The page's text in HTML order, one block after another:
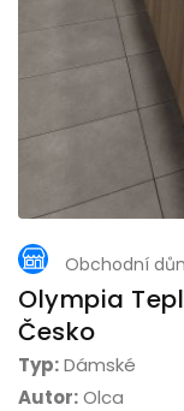
Obchodní
Olympia
Česko
Typ:Dámské
Autor:Olca